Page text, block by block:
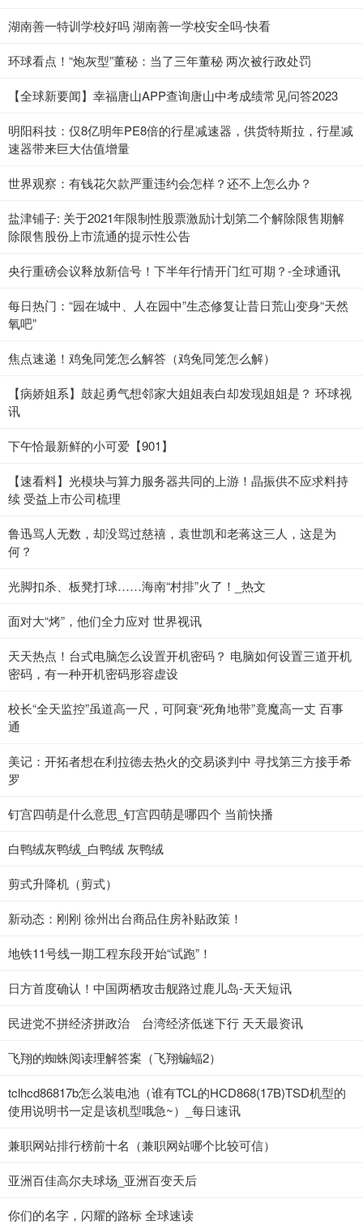
湖南善一特训学校好吗 湖南善一学校安全吗-快看
环球看点！“炮灰型”董秘：当了三年董秘 两次被行政处罚
【全球新要闻】幸福唐山APP查询唐山中考成绩常见问答2023
明阳科技：仅8亿明年PE8倍的行星减速器，供货特斯拉，行星减
速器带来巨大估值增量
世界观察：有钱花欠款严重违约会怎样？还不上怎么办？
盐津铺子: 关于2021年限制性股票激励计划第二个解除限售期解
除限售股份上市流通的提示性公告
央行重磅会议释放新信号！下半年行情开门红可期？-全球通讯
每日热门：“园在城中、人在园中”生态修复让昔日荒山变身“天然
氧吧”
焦点速递！鸡兔同笼怎么解答（鸡兔同笼怎么解）
【病娇姐系】鼓起勇气想邻家大姐姐表白却发现姐姐是？ 环球视
讯
下午恰最新鲜的小可爱【901】
【速看料】光模块与算力服务器共同的上游！晶振供不应求料持
续 受益上市公司梳理
鲁迅骂人无数，却没骂过慈禧，袁世凯和老蒋这三人，这是为
何？
光脚扣杀、板凳打球……海南“村排”火了！_热文
面对大“烤”，他们全力应对 世界视讯
天天热点！台式电脑怎么设置开机密码？ 电脑如何设置三道开机
密码，有一种开机密码形容虚设
校长“全天监控”虽道高一尺，可阿衰“死角地带”竟魔高一丈 百事
通
美记：开拓者想在利拉德去热火的交易谈判中 寻找第三方接手希
罗
钉宫四萌是什么意思_钉宫四萌是哪四个 当前快播
白鸭绒灰鸭绒_白鸭绒 灰鸭绒
剪式升降机（剪式）
新动态：刚刚 徐州出台商品住房补贴政策！
地铁11号线一期工程东段开始“试跑”！
日方首度确认！中国两栖攻击舰路过鹿儿岛-天天短讯
民进党不拼经济拼政治 台湾经济低迷下行 天天最资讯
飞翔的蜘蛛阅读理解答案（飞翔蝙蝠2）
tclhcd86817b怎么装电池（谁有TCL的HCD868(17B)TSD机型的
使用说明书一定是该机型哦急~）_每日速讯
兼职网站排行榜前十名（兼职网站哪个比较可信）
亚洲百佳高尔夫球场_亚洲百变天后
你们的名字，闪耀的路标 全球速读